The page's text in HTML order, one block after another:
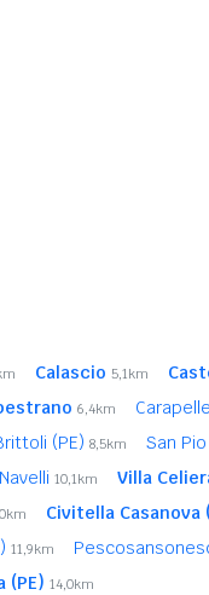
Calascio 5,1km
6,4km
(PE) 8,5km San
Navelli 10,1km Villa
Civitella Casanova
11,9km
(PE) 14,0km